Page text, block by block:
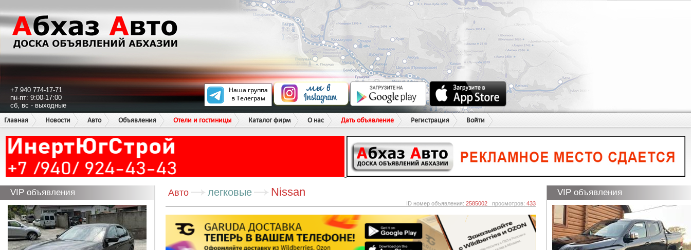
+7 940 774-17-71
пн-пт: 9:00-17:00
сб, вс - выходные
Главная
Новости Авто Объявления Отели и гостиницы Каталог фирм О нас Дать объявление Регистрация Войти
VIP объявления Авто легковые Nissan
ID номер объявления: 2585002 просмотров: 433
VIP объявления